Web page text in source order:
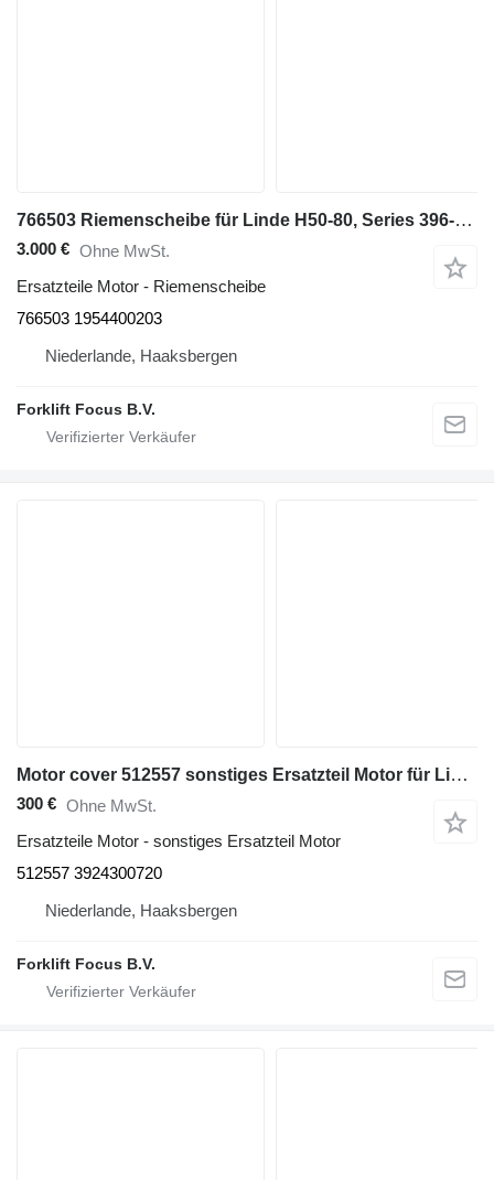
766503 Riemenscheibe für Linde H50-80, Series 396-01 Gas-Gabelstapler
3.000 € Ohne MwSt.
Ersatzteile Motor - Riemenscheibe
766503 1954400203
Niederlande, Haaksbergen
Forklift Focus B.V.
Motor cover 512557 sonstiges Ersatzteil Motor für Linde H20-25/35 Gas-Gabelstapler
300 € Ohne MwSt.
Ersatzteile Motor - sonstiges Ersatzteil Motor
512557 3924300720
Niederlande, Haaksbergen
Forklift Focus B.V.